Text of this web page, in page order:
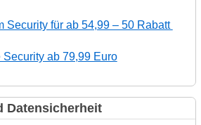
Security für ab 54,99 – 50 Rabatt
ab 79,99 Euro
Datensicherheit